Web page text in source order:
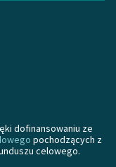
dofinansowaniu ze
pochodzących z
celowego.